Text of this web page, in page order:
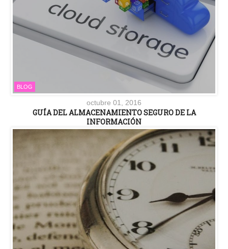
BLOG
octubre 01, 2016
GUÍA DEL ALMACENAMIENTO SEGURO DE LA
INFORMACIÓN